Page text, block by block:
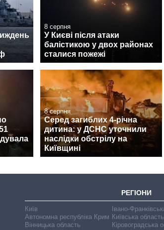
8 серпня
У Києві після атаки
балістикою у двох районах
сталися пожежі
8 серпня
Серед загиблих 4-річна
дитина: у ДСНС уточнили
наслідки обстрілу на
Київщині
РЕГІОНИ
Київ
Автономна республіка Крим
Вінницька область
Івано-
Київська область
Кіровоградська